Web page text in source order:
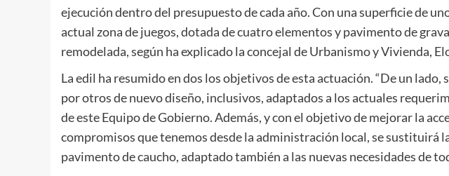
ejecución dentro del presupuesto de cada año. Con una superficie de
actual zona de juegos, dotada de cuatro elementos y pavimento de
remodelada, según ha explicado la concejal de Urbanismo y Vivienda,
La edil ha resumido en dos los objetivos de esta actuación. “De un
por otros de nuevo diseño, inclusivos, adaptados a los actuales
de este Equipo de Gobierno. Además, y con el objetivo de mejorar la
compromisos que tenemos desde la administración local, se sustituirá
pavimento de caucho, adaptado también a las nuevas necesidades de